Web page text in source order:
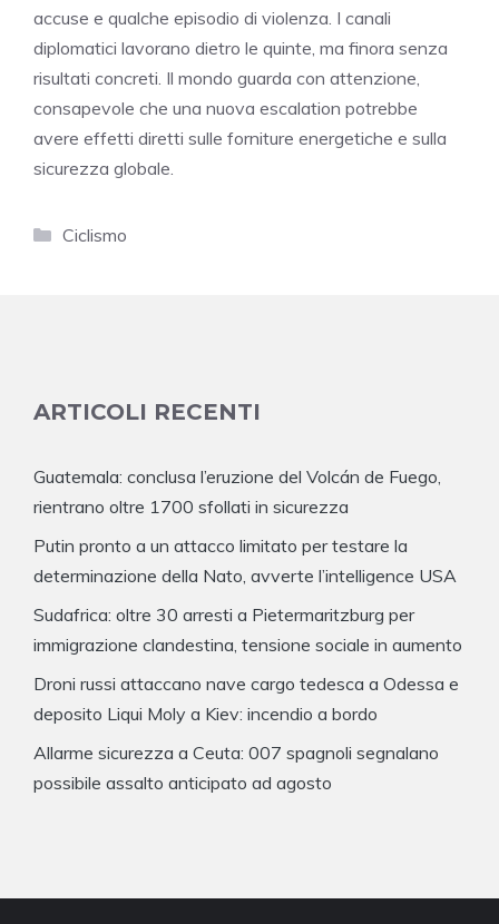
accuse e qualche episodio di violenza. I canali
diplomatici lavorano dietro le quinte, ma finora senza
risultati concreti. Il mondo guarda con attenzione,
consapevole che una nuova escalation potrebbe
avere effetti diretti sulle forniture energetiche e sulla
sicurezza globale.
Categorie
Ciclismo
ARTICOLI RECENTI
Guatemala: conclusa l’eruzione del Volcán de Fuego,
rientrano oltre 1700 sfollati in sicurezza
Putin pronto a un attacco limitato per testare la
determinazione della Nato, avverte l’intelligence USA
Sudafrica: oltre 30 arresti a Pietermaritzburg per
immigrazione clandestina, tensione sociale in aumento
Droni russi attaccano nave cargo tedesca a Odessa e
deposito Liqui Moly a Kiev: incendio a bordo
Allarme sicurezza a Ceuta: 007 spagnoli segnalano
possibile assalto anticipato ad agosto